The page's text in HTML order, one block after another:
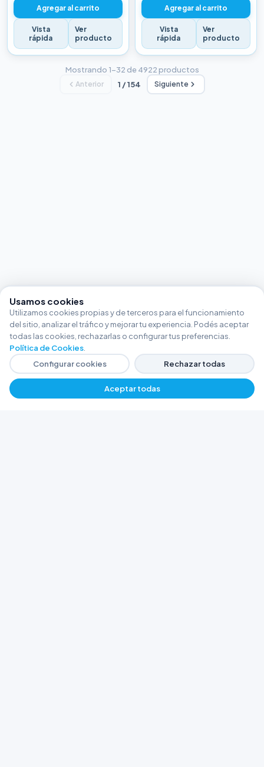
Agregar al carrito
Vista
rápida
Ver
producto
Agregar al carrito
Vista
rápida
Ver
producto
Mostrando 1–32 de 4922 productos
Anterior 1 / 154 Siguiente
Usamos cookies
Utilizamos cookies propias y de terceros para el funcionamiento
del sitio, analizar el tráfico y mejorar tu experiencia. Podés aceptar
todas las cookies, rechazarlas o configurar tus preferencias.
Política de Cookies
Configurar cookies
Rechazar todas
Aceptar todas